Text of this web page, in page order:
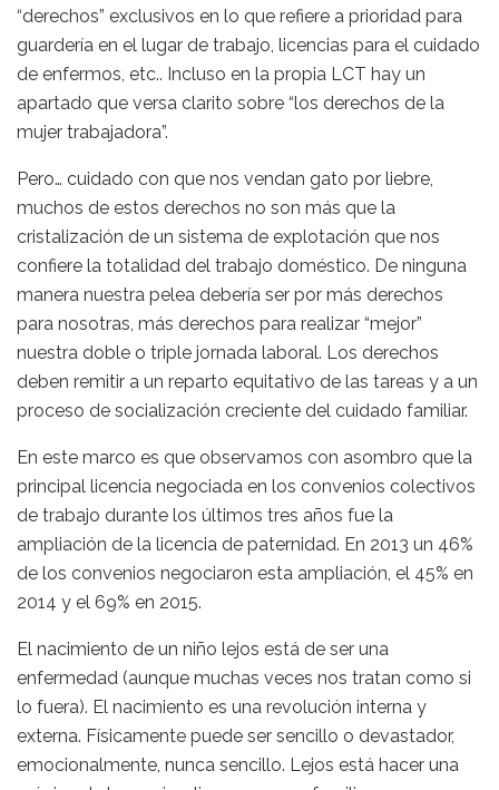
“derechos” exclusivos en lo que refiere a prioridad para
guardería en el lugar de trabajo, licencias para el cuidado
de enfermos, etc.. Incluso en la propia LCT hay un
apartado que versa clarito sobre “los derechos de la
mujer trabajadora”.
Pero… cuidado con que nos vendan gato por liebre,
muchos de estos derechos no son más que la
cristalización de un sistema de explotación que nos
confiere la totalidad del trabajo doméstico. De ninguna
manera nuestra pelea debería ser por más derechos
para nosotras, más derechos para realizar “mejor”
nuestra doble o triple jornada laboral. Los derechos
deben remitir a un reparto equitativo de las tareas y a un
proceso de socialización creciente del cuidado familiar.
En este marco es que observamos con asombro que la
principal licencia negociada en los convenios colectivos
de trabajo durante los últimos tres años fue la
ampliación de la licencia de paternidad. En 2013 un 46%
de los convenios negociaron esta ampliación, el 45% en
2014 y el 69% en 2015.
El nacimiento de un niño lejos está de ser una
enfermedad (aunque muchas veces nos tratan como si
lo fuera). El nacimiento es una revolución interna y
externa. Físicamente puede ser sencillo o devastador,
emocionalmente, nunca sencillo. Lejos está hacer una